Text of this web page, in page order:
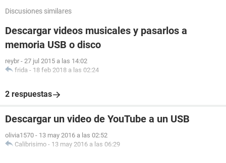
Discusiones similares
Descargar videos musicales y pasarlos a
memoria USB o disco
reybr - 27 jul 2015 a las 14:02
frida - 18 feb 2018 a las 02:24
2 respuestas
Descargar un video de YouTube a un USB
olivia1570 - 13 may 2016 a las 02:52
Calibrisimo - 13 may 2016 a las 06:29